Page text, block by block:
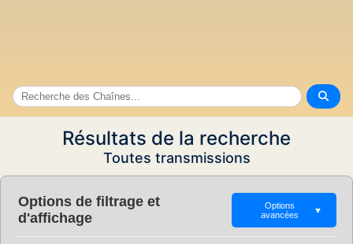
Résultats de la recherche
Toutes transmissions
Options de filtrage et
d'affichage
Options
avancées
▼